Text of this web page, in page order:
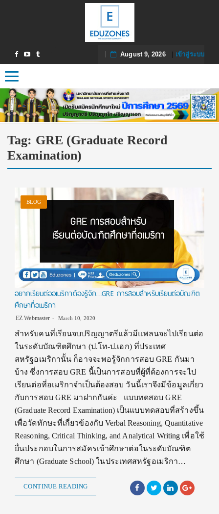
August 9, 2026| เข้าสู่ระบบ
Toggle navigation
Tag: GRE (Graduate Record
Examination)
BLOG
อยากเรียนต่ออเมริกาต้องรู้จัก…GRE การสอบสำหรับเรียนต่อบัณฑิต
ศึกษาที่อเมริกา
EZ Webmaster March 10, 2020
สำหรับคนที่เรียนจบปริญญาตรีแล้วมีแพลนจะไปเรียนต่อ
ในระดับบัณฑิตศึกษา (ป.โท-ป.เอก) ที่ประเทศ
สหรัฐอเมริกานั้น ก็อาจจะพอรู้จักการสอบ GRE กันมา
บ้าง ซึ่งการสอบ GRE นี้เป็นการสอบที่ผู้ที่ต้องการจะไป
เรียนต่อที่อเมริกาจำเป็นต้องสอบ วันนี้เราจึงมีข้อมูลเกี่ยว
กับการสอบ GRE มาฝากกันค่ะ แบบทดสอบ GRE
(Graduate Record Examination) เป็นแบบทดสอบที่สร้างขึ้น
เพื่อวัดทักษะที่เกี่ยวข้องกับ Verbal Reasoning, Quantitative
Reasoning, Critical Thinking, and Analytical Writing เพื่อใช้
ยื่นประกอบในการสมัครเข้าศึกษาต่อในระดับบัณฑิต
ศึกษา (Graduate School) ในประเทศสหรัฐอเมริกา…
CONTINUE READING